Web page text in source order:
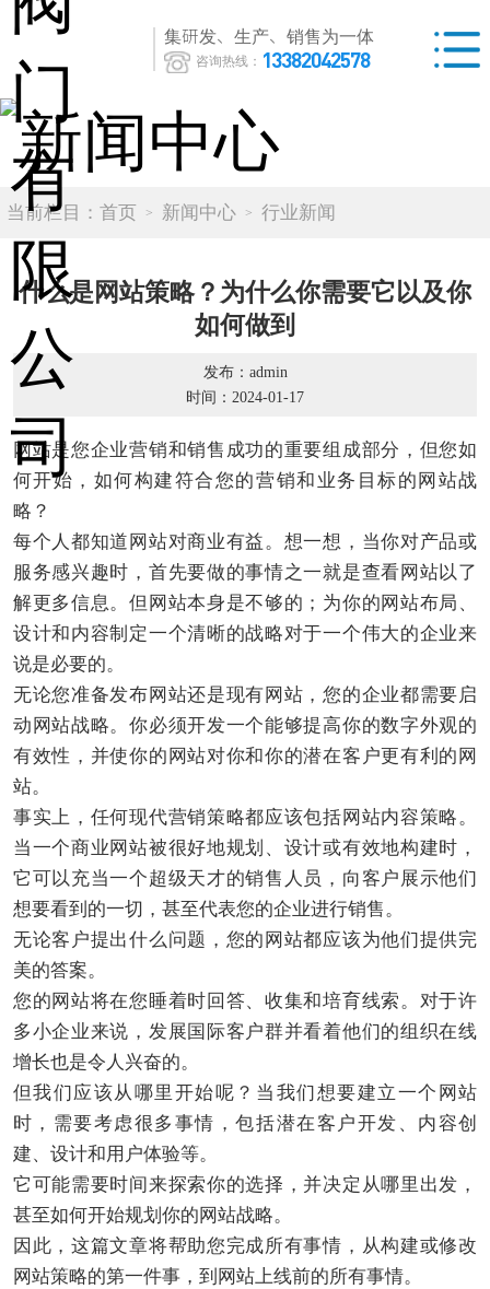
集研发、生产、销售为一体
咨询热线： 13382042578
当前栏目： 首页 新闻中心 行业新闻
什么是网站策略？为什么你需要它以及你
如何做到
发布：admin
时间：2024-01-17
网站是您企业营销和销售成功的重要组成部分，但您如
何开始，如何构建符合您的营销和业务目标的网站战
略？
每个人都知道网站对商业有益。想一想，当你对产品或
服务感兴趣时，首先要做的事情之一就是查看网站以了
解更多信息。但网站本身是不够的；为你的网站布局、
设计和内容制定一个清晰的战略对于一个伟大的企业来
说是必要的。
无论您准备发布网站还是现有网站，您的企业都需要启
动网站战略。你必须开发一个能够提高你的数字外观的
有效性，并使你的网站对你和你的潜在客户更有利的网
站。
事实上，任何现代营销策略都应该包括网站内容策略。
当一个商业网站被很好地规划、设计或有效地构建时，
它可以充当一个超级天才的销售人员，向客户展示他们
想要看到的一切，甚至代表您的企业进行销售。
无论客户提出什么问题，您的网站都应该为他们提供完
美的答案。
您的网站将在您睡着时回答、收集和培育线索。对于许
多小企业来说，发展国际客户群并看着他们的组织在线
增长也是令人兴奋的。
但我们应该从哪里开始呢？当我们想要建立一个网站
时，需要考虑很多事情，包括潜在客户开发、内容创
建、设计和用户体验等。
它可能需要时间来探索你的选择，并决定从哪里出发，
甚至如何开始规划你的网站战略。
因此，这篇文章将帮助您完成所有事情，从构建或修改
网站策略的第一件事，到网站上线前的所有事情。